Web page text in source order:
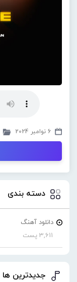
6 نوامبر 2024
دسته بندی
دانلود آهنگ
3,611 پست
جدیدترین ها